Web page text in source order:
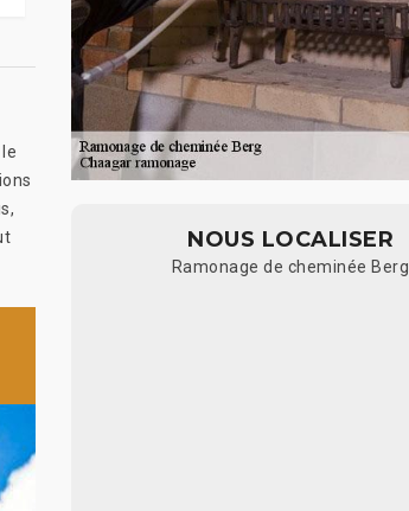
NOUS LOCALISER
Ramonage de cheminée Berg